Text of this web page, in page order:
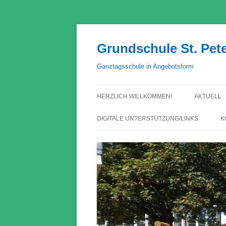
Grundschule St.
Ganztagsschule in Angebotsform
HERZLICH WILLKOMMEN! AKTUELL
DIGITALE UNTERSTÜTZUNG/LINKS